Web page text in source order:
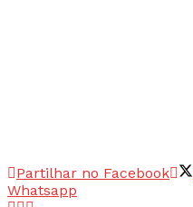
Partilhar no Facebook
Whatsapp